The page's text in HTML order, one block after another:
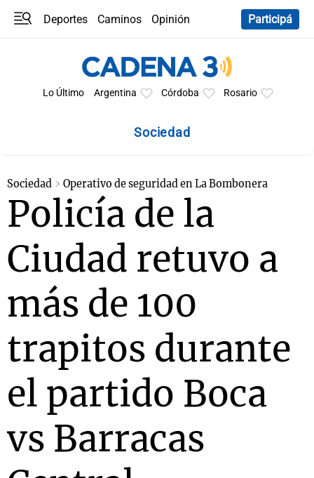
Deportes Caminos
Opinión
Participá
Lo Último Argentina Córdoba Rosario
Sociedad
Sociedad Operativo de seguridad en La Bombonera
Policía de la
Ciudad retuvo a
más de 100
trapitos durante
el partido Boca
vs Barracas